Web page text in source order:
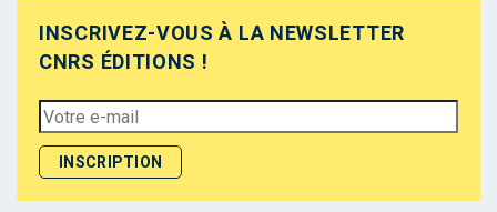
INSCRIVEZ-VOUS À LA NEWSLETTER
CNRS ÉDITIONS !